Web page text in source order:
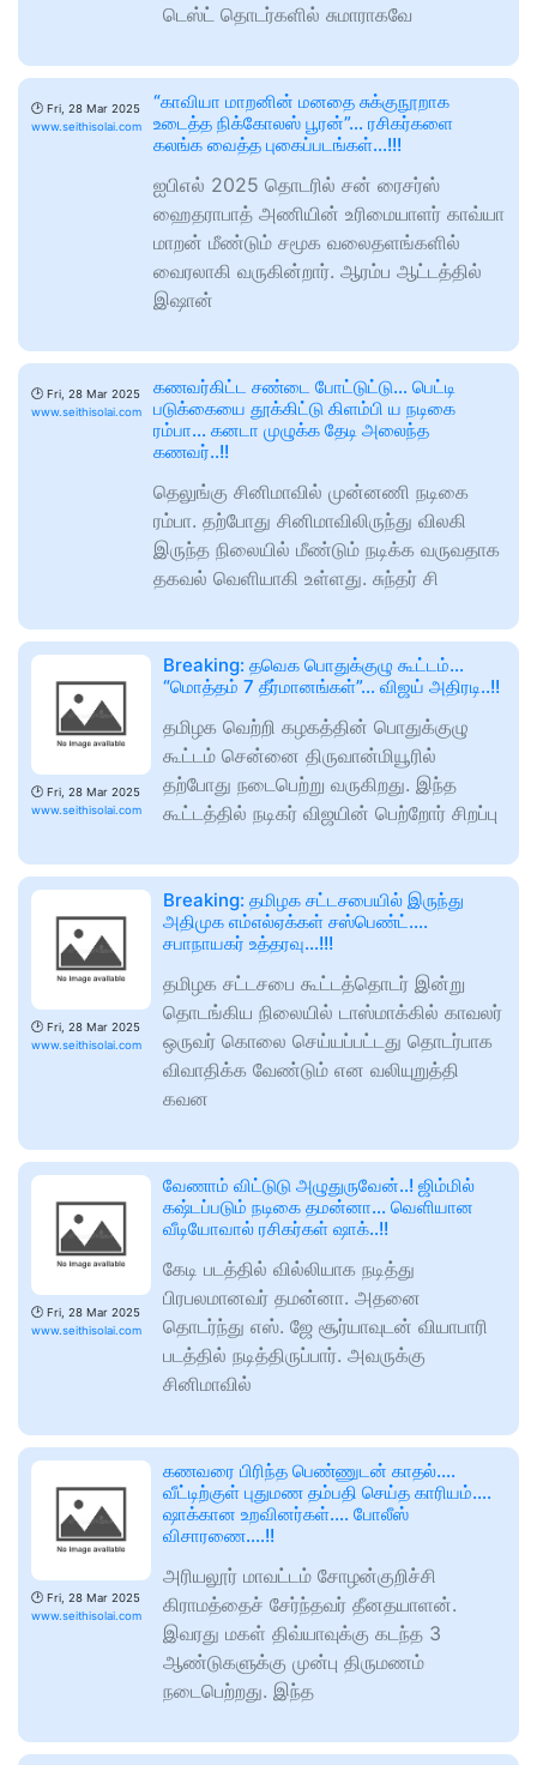
டெஸ்ட் தொடர்களில் சுமாராகவே
🕑 Fri, 28 Mar 2025
www.seithisolai.com
“காவியா மாறனின் மனதை சுக்குநூறாக
உடைத்த நிக்கோலஸ் பூரன்”… ரசிகர்களை
கலங்க வைத்த புகைப்படங்கள்…!!!
ஐபிஎல் 2025 தொடரில் சன் ரைசர்ஸ்
ஹைதராபாத் அணியின் உரிமையாளர் காவ்யா
மாறன் மீண்டும் சமூக வலைதளங்களில்
வைரலாகி வருகின்றார். ஆரம்ப ஆட்டத்தில்
இஷான்
🕑 Fri, 28 Mar 2025
www.seithisolai.com
கணவர்கிட்ட சண்டை போட்டுட்டு… பெட்டி
படுக்கையை தூக்கிட்டு கிளம்பி ய நடிகை
ரம்பா… கனடா முழுக்க தேடி அலைந்த
கணவர்..!!
தெலுங்கு சினிமாவில் முன்னணி நடிகை
ரம்பா. தற்போது சினிமாவிலிருந்து விலகி
இருந்த நிலையில் மீண்டும் நடிக்க வருவதாக
தகவல் வெளியாகி உள்ளது. சுந்தர் சி
🕑 Fri, 28 Mar 2025
www.seithisolai.com
Breaking: தவெக பொதுக்குழு கூட்டம்…
“மொத்தம் 7 தீர்மானங்கள்”… விஜய் அதிரடி..!!
தமிழக வெற்றி கழகத்தின் பொதுக்குழு
கூட்டம் சென்னை திருவான்மியூரில்
தற்போது நடைபெற்று வருகிறது. இந்த
கூட்டத்தில் நடிகர் விஜயின் பெற்றோர் சிறப்பு
🕑 Fri, 28 Mar 2025
www.seithisolai.com
Breaking: தமிழக சட்டசபையில் இருந்து
அதிமுக எம்எல்ஏக்கள் சஸ்பெண்ட்….
சபாநாயகர் உத்தரவு…!!!
தமிழக சட்டசபை கூட்டத்தொடர் இன்று
தொடங்கிய நிலையில் டாஸ்மாக்கில் காவலர்
ஒருவர் கொலை செய்யப்பட்டது தொடர்பாக
விவாதிக்க வேண்டும் என வலியுறுத்தி
கவன
🕑 Fri, 28 Mar 2025
www.seithisolai.com
வேணாம் விட்டுடு அழுதுருவேன்..! ஜிம்மில்
கஷ்டப்படும் நடிகை தமன்னா… வெளியான
வீடியோவால் ரசிகர்கள் ஷாக்..!!
கேடி படத்தில் வில்லியாக நடித்து
பிரபலமானவர் தமன்னா. அதனை
தொடர்ந்து எஸ். ஜே சூர்யாவுடன் வியாபாரி
படத்தில் நடித்திருப்பார். அவருக்கு
சினிமாவில்
🕑 Fri, 28 Mar 2025
www.seithisolai.com
கணவரை பிரிந்த பெண்ணுடன் காதல்….
வீட்டிற்குள் புதுமண தம்பதி செய்த காரியம்….
ஷாக்கான உறவினர்கள்…. போலீஸ்
விசாரணை….!!
அரியலூர் மாவட்டம் சோழன்குறிச்சி
கிராமத்தைச் சேர்ந்தவர் தீனதயாளன்.
இவரது மகள் திவ்யாவுக்கு கடந்த 3
ஆண்டுகளுக்கு முன்பு திருமணம்
நடைபெற்றது. இந்த